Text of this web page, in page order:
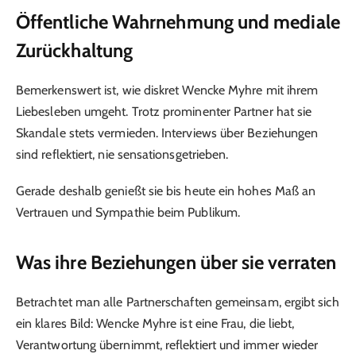
Öffentliche Wahrnehmung und mediale
Zurückhaltung
Bemerkenswert ist, wie diskret Wencke Myhre mit ihrem
Liebesleben umgeht. Trotz prominenter Partner hat sie
Skandale stets vermieden. Interviews über Beziehungen
sind reflektiert, nie sensationsgetrieben.
Gerade deshalb genießt sie bis heute ein hohes Maß an
Vertrauen und Sympathie beim Publikum.
Was ihre Beziehungen über sie verraten
Betrachtet man alle Partnerschaften gemeinsam, ergibt sich
ein klares Bild: Wencke Myhre ist eine Frau, die liebt,
Verantwortung übernimmt, reflektiert und immer wieder